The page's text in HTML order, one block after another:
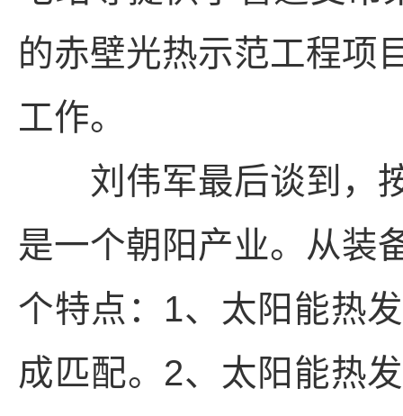
的赤壁光热示范工程项
工作。
刘伟军最后谈到，按
是一个朝阳产业。从装
个特点：1、太阳能热
成匹配。2、太阳能热